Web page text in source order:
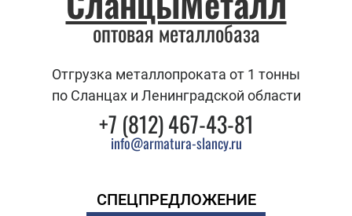
оптовая металлобаза
Отгрузка металлопроката от 1 тонны
по Сланцах и Ленинградской области
+7 (812) 467-43-81
info@armatura-slancy.ru
СПЕЦПРЕДЛОЖЕНИЕ